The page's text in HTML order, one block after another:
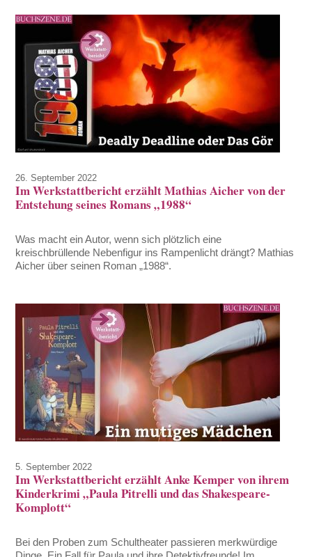
26. September 2022
Im Werkstattbericht erzählt Mathias Aicher von der
Entstehung seines Romans „1988“
Was macht ein Autor, wenn sich plötzlich eine
kreischbrüllende Nebenfigur ins Rampenlicht drängt? Mathias
Aicher über seinen Roman „1988“.
5. September 2022
Im Werkstattbericht erzählt Anke Kemper von ihrem
Kinderkrimi „Paula Pitrelli und das Shakespeare-
Komplott“
Bei den Proben zum Schultheater passieren merkwürdige